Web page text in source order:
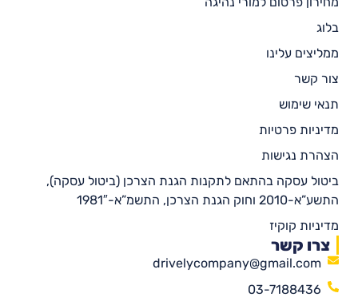
בלוג
ממליצים עלינו
צור קשר
תנאי שימוש
מדיניות פרטיות
הצהרת נגישות
ביטול עסקה בהתאם לתקנות הגנת הצרכן (ביטול עסקה),
התשע”א-2010 וחוק הגנת הצרכן, התשמ”א-1981″
מדיניות קוקיז
צרו קשר
drivelycompany@gmail.com
03-7188436